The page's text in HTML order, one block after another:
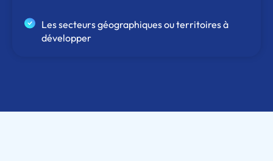
Les secteurs géographiques ou territoires à
développer